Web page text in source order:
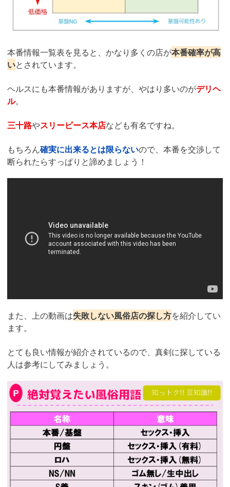
本番情報一覧表を見ると、かなり多くの店が本番確率が高
いとされています。
ヘルスにも本番情報がありますが、やはり多いのがデリヘ
ル。
三十路やスリーピース本店なども有名ですね。
もちろん確実に出来るとは限らないので、本番を交渉して
断られたらすっぱりと諦めましょう！
また、上の動画は失敗しない風俗店の探し方を紹介してい
ます。
とても良い情報が紹介されているので、真剣に探している
人は参考にしてみましょう。